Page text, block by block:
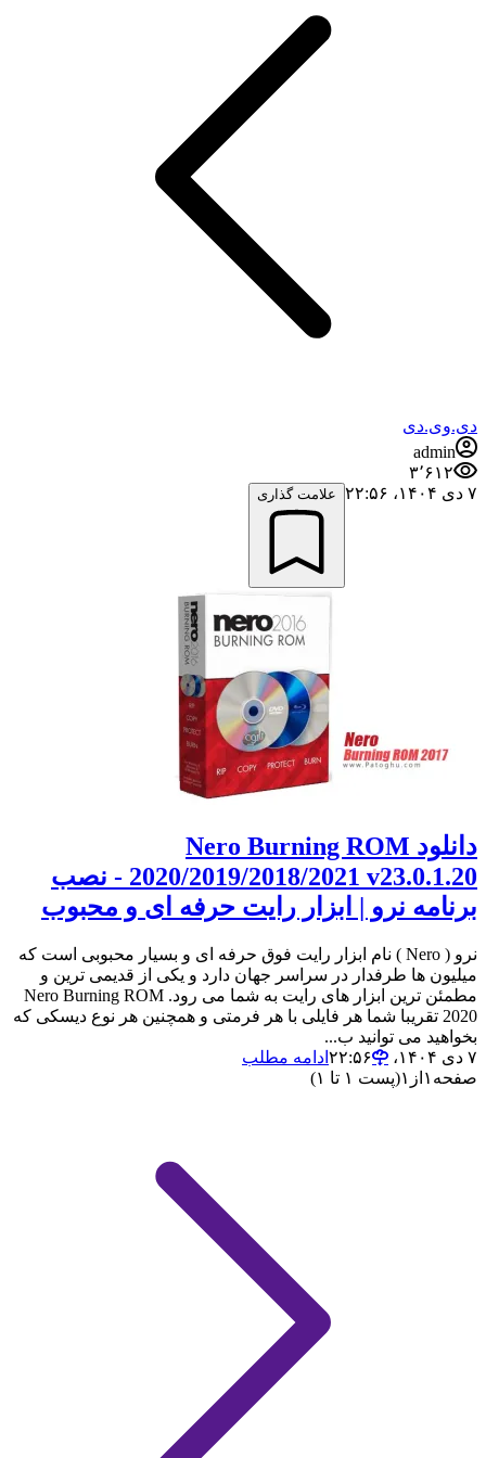
دی.وی.دی
admin
۳٬۶۱۲
۷ دی ۱۴۰۴،‏ ۲۲:۵۶
علامت گذاری
دانلود Nero Burning ROM
2020/2019/2018/2021 v23.0.1.20 - نصب
برنامه نرو | ابزار رایت حرفه ای و محبوب
نرو ( Nero ) نام ابزار رایت فوق حرفه ای و بسیار محبوبی است که
میلیون ها طرفدار در سراسر جهان دارد و یکی از قدیمی ترین و
مطمئن ترین ابزار های رایت به شما می رود. Nero Burning ROM
2020 تقریبا شما هر فایلی با هر فرمتی و همچنین هر نوع دیسکی که
بخواهید می توانید ب...
۷ دی ۱۴۰۴،‏ ۲۲:۵۶
ادامه مطلب
صفحه ۱ از ۱(پست ۱ تا ۱)